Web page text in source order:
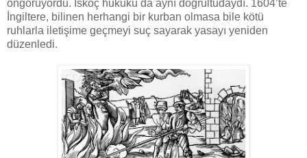
öngörüyordu. İskoç hukuku da aynı doğrultudaydı. 1604’te
İngiltere, bilinen herhangi bir kurban olmasa bile kötü
ruhlarla iletişime geçmeyi suç sayarak yasayı yeniden
düzenledi.